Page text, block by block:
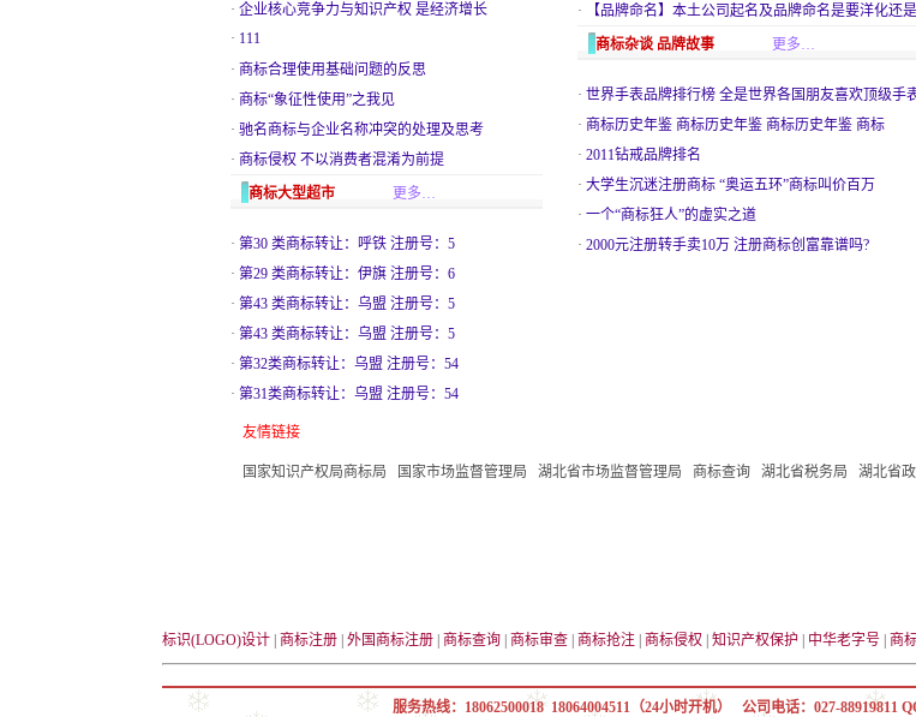
· 企业核心竞争力与知识产权 是经济增长
· 111
· 商标合理使用基础问题的反思
· 商标“象征性使用”之我见
· 驰名商标与企业名称冲突的处理及思考
· 商标侵权 不以消费者混淆为前提
商标大型超市
更多…
· 第30 类商标转让：呼铁 注册号：5
· 第29 类商标转让：伊旗 注册号：6
· 第43 类商标转让：乌盟 注册号：5
· 第43 类商标转让：乌盟 注册号：5
· 第32类商标转让：乌盟 注册号：54
· 第31类商标转让：乌盟 注册号：54
·
【品牌命名】本土公司起名及品牌命名是要洋化还
商标杂谈 品牌故事
更多…
· 世界手表品牌排行榜 全是世界各国朋友喜欢顶级手
· 商标历史年鉴 商标历史年鉴 商标历史年鉴 商标
· 2011钻戒品牌排名
· 大学生沉迷注册商标 “奥运五环”商标叫价百万
· 一个“商标狂人”的虚实之道
· 2000元注册转手卖10万 注册商标创富靠谱吗?
友情链接
国家知识产权局商标局 国家市场监督管理局 湖北省市场监督管理局 商标查询 湖北省税务局 湖北省
标识(LOGO)设计| 商标注册| 外国商标注册| 商标查询| 商标审查| 商标抢注| 商标侵权 知识产权保护 中华老字号| 商
服务热线：18062500018 18064004511（24小时开机） 公司电话：027-88919811